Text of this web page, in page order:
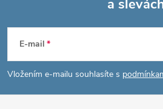
p
a
E-mail
Vložením e-mailu souhlasíte s